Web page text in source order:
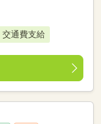
交通費支給